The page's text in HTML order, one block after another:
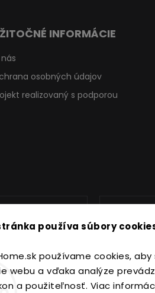
používa súbory
používame cookies,
webu a vďaka analýze
a použiteľnosť. Viac
INFORMÁCIE
osobných údajov
realizovaný s podporou